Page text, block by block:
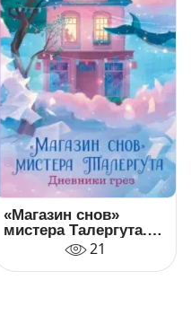
«Магазин снов»
мистера Талергута.
Дневники грез
21